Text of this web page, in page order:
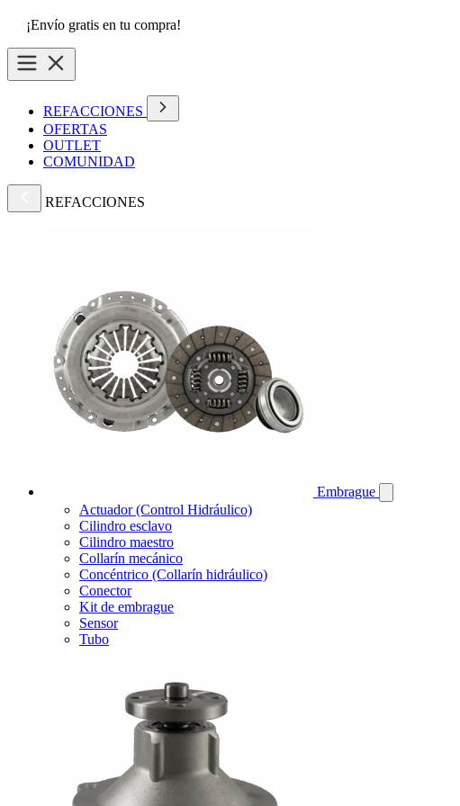
¡Envío gratis en tu compra!
REFACCIONES
OFERTAS
OUTLET
COMUNIDAD
REFACCIONES
Embrague
Actuador (Control Hidráulico)
Cilindro esclavo
Cilindro maestro
Collarín mecánico
Concéntrico (Collarín hidráulico)
Conector
Kit de embrague
Sensor
Tubo